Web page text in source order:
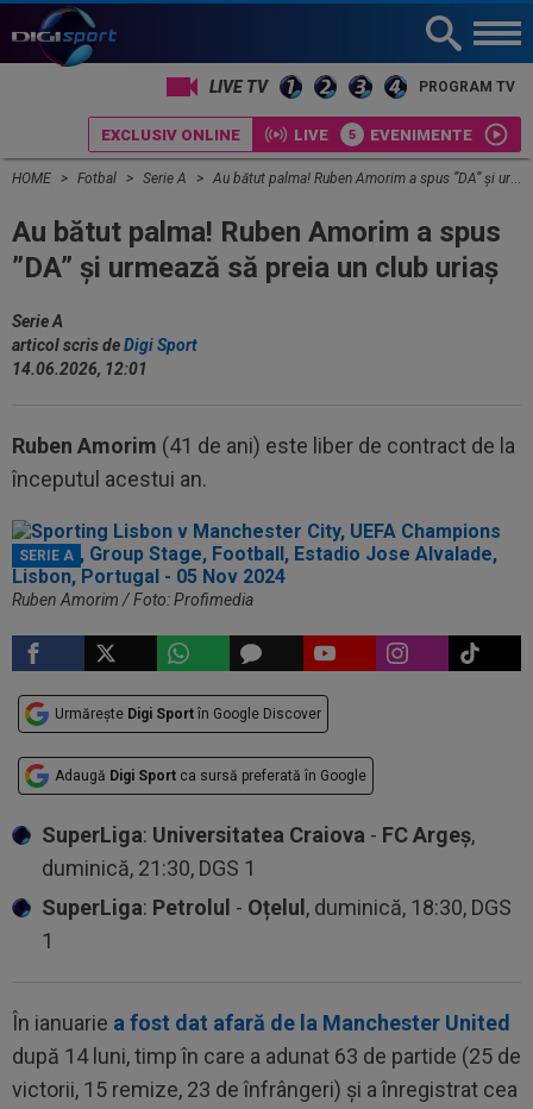
LIVE TV PROGRAM TV
EXCLUSIV ONLINE LIVE EVENIMENTE
HOME Fotbal Serie A Au bătut palma! Ruben Amorim a spus ”DA” și urmează să preia un club uriaș
Au bătut palma! Ruben Amorim a spus
”DA” și urmează să preia un club uriaș
Serie A
articol scris deDigi Sport
14.06.2026, 12:01
Ruben Amorim (41 de ani) este liber de contract de la
începutul acestui an.
SERIE A
Ruben Amorim / Foto: Profimedia
Urmărește Digi Sport în Google Discover
Adaugă Digi Sport ca sursă preferată în Google
SuperLiga: Universitatea Craiova - FC Argeș,
duminică, 21:30, DGS 1
SuperLiga: Petrolul - Oțelul , duminică, 18:30, DGS
1
În ianuarie a fost dat afară de la Manchester United
după 14 luni, timp în care a adunat 63 de partide (25 de
victorii, 15 remize, 23 de înfrângeri) și a înregistrat cea